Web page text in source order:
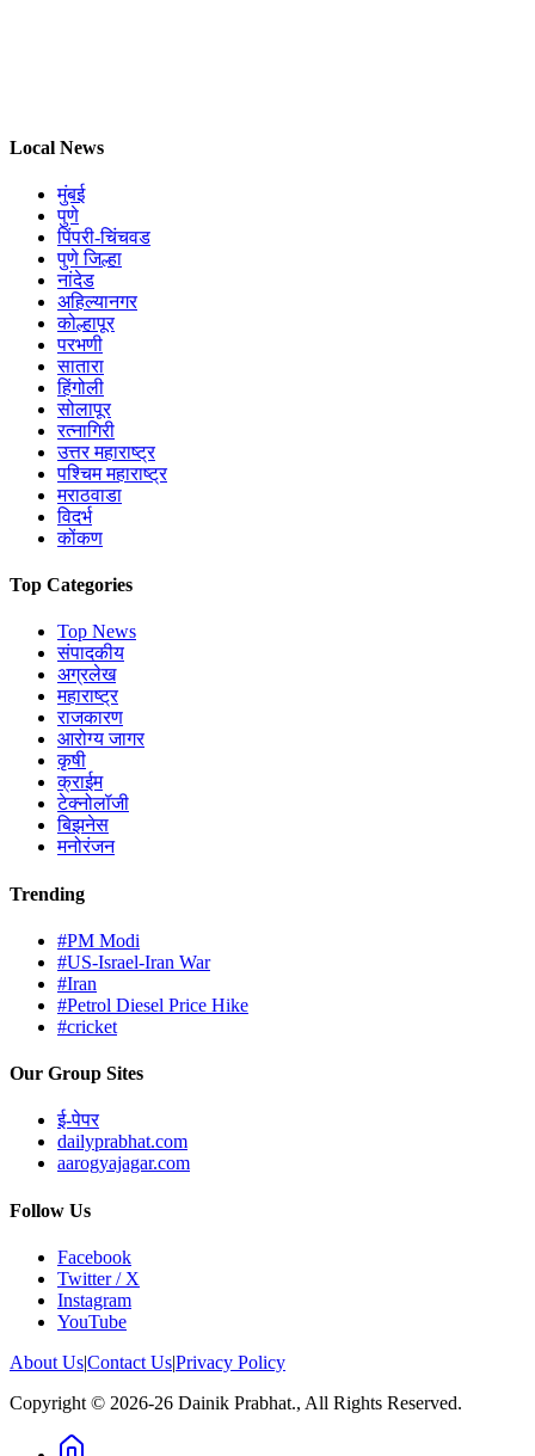
Local News
मुंबई
पुणे
पिंपरी-चिंचवड
पुणे जिल्हा
नांदेड
अहिल्यानगर
कोल्हापूर
परभणी
सातारा
हिंगोली
सोलापूर
रत्नागिरी
उत्तर महाराष्ट्र
पश्चिम महाराष्ट्र
मराठवाडा
विदर्भ
कोंकण
Top Categories
Top News
संपादकीय
अग्रलेख
महाराष्ट्र
राजकारण
आरोग्य जागर
कृषी
क्राईम
टेक्नोलॉजी
बिझनेस
मनोरंजन
Trending
#PM Modi
#US-Israel-Iran War
#Iran
#Petrol Diesel Price Hike
#cricket
Our Group Sites
ई-पेपर
dailyprabhat.com
aarogyajagar.com
Follow Us
Facebook
Twitter / X
Instagram
YouTube
About Us|Contact Us|Privacy Policy
Copyright © 2026-26 Dainik Prabhat., All Rights Reserved.